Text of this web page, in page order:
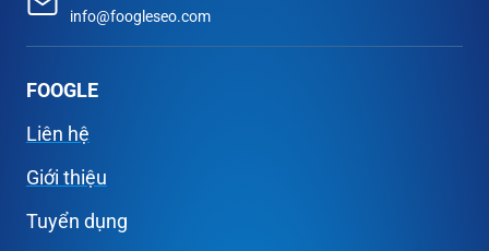
info@foogleseo.com
FOOGLE
Liên hệ
Giới thiệu
Tuyển dụng